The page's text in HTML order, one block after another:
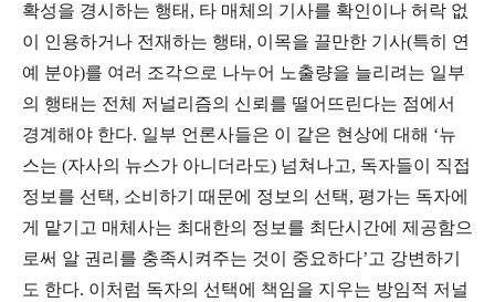
확성을 경시하는 행태, 타 매체의 기사를 확인이나 허락 없
이 인용하거나 전재하는 행태, 이목을 끌만한 기사(특히 연
예 분야)를 여러 조각으로 나누어 노출량을 늘리려는 일부
의 행태는 전체 저널리즘의 신뢰를 떨어뜨린다는 점에서
경계해야 한다. 일부 언론사들은 이 같은 현상에 대해 ‘뉴
스는 (자사의 뉴스가 아니더라도) 넘쳐나고, 독자들이 직접
정보를 선택, 소비하기 때문에 정보의 선택, 평가는 독자에
게 맡기고 매체사는 최대한의 정보를 최단시간에 제공함으
로써 알 권리를 충족시켜주는 것이 중요하다’고 강변하기
도 한다. 이처럼 독자의 선택에 책임을 지우는 방임적 저널